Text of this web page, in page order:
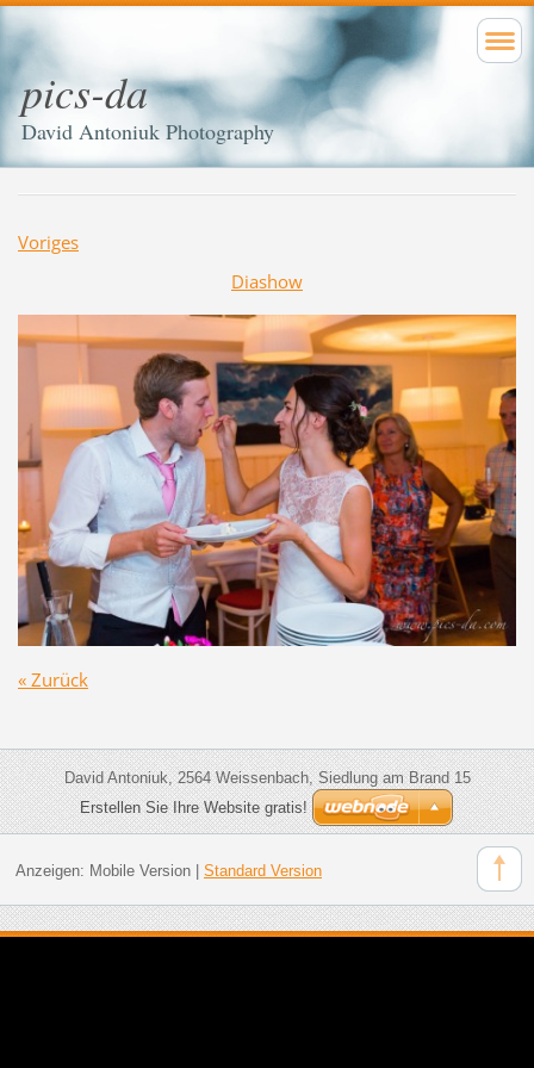
pics-da
David Antoniuk Photography
Voriges
Diashow
« Zurück
David Antoniuk, 2564 Weissenbach, Siedlung am Brand 15
Erstellen Sie Ihre Website gratis!
Anzeigen: Mobile Version| Standard Version